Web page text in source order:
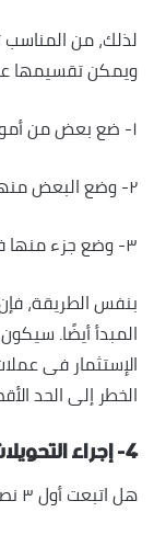
لذلك، من
ويمكن تقسيمها
١- ضع بعض من أموالك في العقارات.
٢- وضع البعض منها فى
٣- وضع جزء منها فى العملات الرقمية.
بنفس الطريقة،
المبدأ أيضًا.
الإستثمار فى
الخطر إلى الحد
٤- إجراء التحويلات المتبادلة فى الصرافات
هل اتبعت أول ٣ نصائح؟ .. عظيم!